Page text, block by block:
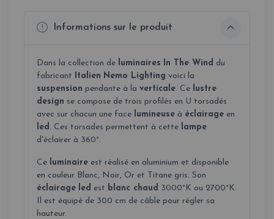
Informations sur le produit
Dans la collection de luminaires In The Wind du
fabricant
Italien Nemo Lighting voici la
suspension pendante à la verticale. Ce lustre
design se compose de trois profilés en U torsadés
avec sur chacun une face lumineuse à éclairage en
led . Ces torsades permettent à cette lampe
d'éclairer à 360°.
Ce luminaire est réalisé en aluminium et disponible
en couleur Blanc, Noir, Or et Titane gris. Son
éclairage led est blanc chaud 3000°K ou 2700°K.
Il est équipé de 300 cm de câble pour régler sa
hauteur.